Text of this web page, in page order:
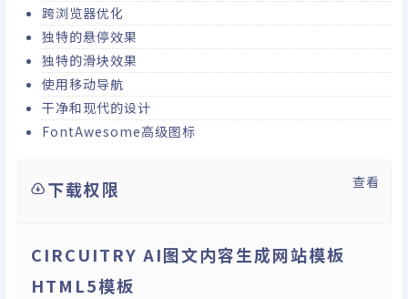
跨浏览器优化
独特的悬停效果
独特的滑块效果
使用移动导航
干净和现代的设计
FontAwesome高级图标
下载权限 查看
CIRCUITRY AI图文内容生成网站模板
HTML5模板